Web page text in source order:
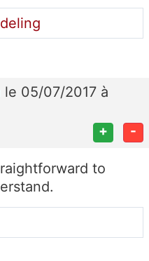
le 05/07/2017 à
+ -
to